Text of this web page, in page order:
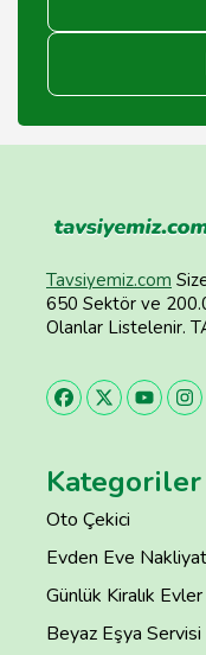
Tavsiyemiz.com
650 Sektör ve
Olanlar Listelenir.
Kategoriler
Oto Çekici
Evden Eve Nakliyat
Günlük Kiralık Evler
Beyaz Eşya Servisi